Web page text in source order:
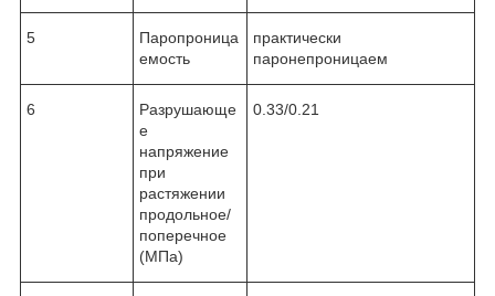
5
Паропроница
емость
практически
паронепроницаем
6
Разрушающе
е
напряжение
при
растяжении
продольное/
поперечное
(МПа)
0.33/0.21